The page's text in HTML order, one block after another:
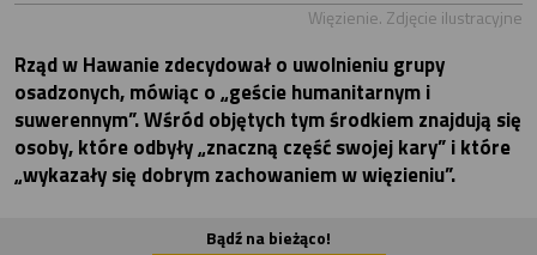
Więzienie. Zdjęcie ilustracyjne
Rząd w Hawanie zdecydował o uwolnieniu grupy
osadzonych, mówiąc o „geście humanitarnym i
suwerennym”. Wśród objętych tym środkiem znajdują się
osoby, które odbyły „znaczną część swojej kary” i które
„wykazały się dobrym zachowaniem w więzieniu”.
Bądź na bieżąco!